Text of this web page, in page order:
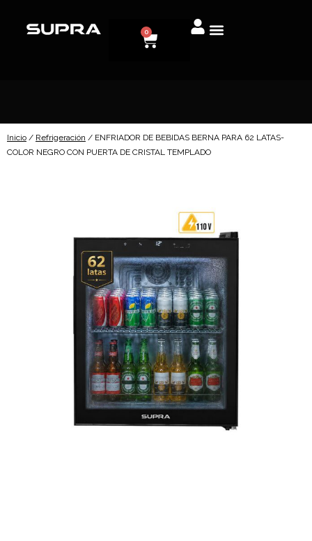
0
Inicio / Refrigeración / ENFRIADOR DE BEBIDAS BERNA PARA 62 LATAS-
COLOR NEGRO CON PUERTA DE CRISTAL TEMPLADO